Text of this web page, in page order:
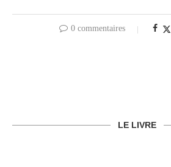
0 commentaires
LE LIVRE